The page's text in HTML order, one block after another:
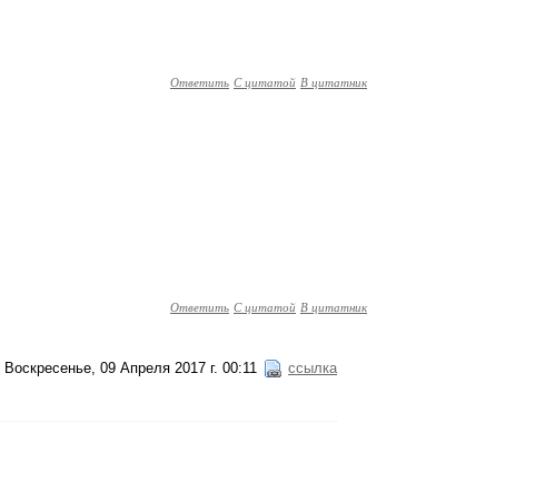
Ответить С цитатой В цитатник
Ответить С цитатой В цитатник
Воскресенье, 09 Апреля 2017 г. 00:11 ссылка